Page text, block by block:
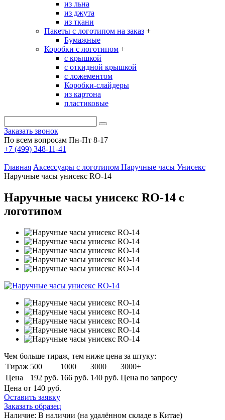
из льна
из джута
из ткани
Пакеты с логотипом на заказ +
Бумажные
Коробки с логотипом +
с крышкой
с откидной крышкой
с ложементом
Коробки-слайдеры
из картона
пластиковые
Заказать звонок
По всем вопросам Пн-Пт 8-17
+7 (499) 348-11-41
Главная Аксессуары с логотипом Наручные часы Унисекс
Наручные часы унисекс RO-14
Наручные часы унисекс RO-14 с
логотипом
Чем больше тираж, тем ниже цена за штуку:
Тираж 500 1000 3000
3000+
Цена
192 руб. 166 руб. 140 руб. Цена по запросу
Цена от 140 руб.
Оставить заявку
Заказать образец
Наличие: В наличии (на удалённом складе в Китае)